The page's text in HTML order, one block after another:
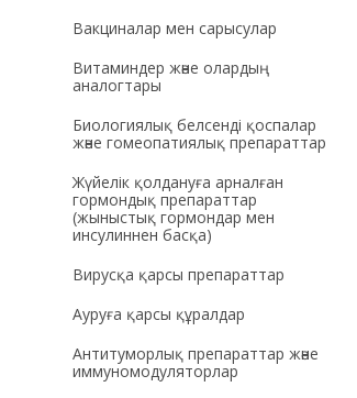
Вакциналар мен сарысулар
Витаминдер және олардың
аналогтары
Биологиялық белсенді қоспалар
және гомеопатиялық препараттар
Жүйелік қолдануға арналған
гормондық препараттар
(жыныстық гормондар мен
инсулиннен басқа)
Вирусқа қарсы препараттар
Ауруға қарсы құралдар
Антитуморлық препараттар және
иммуномодуляторлар